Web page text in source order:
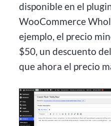
disponible en el
WooCommerce
ejemplo, el precio
$50, un descuento
que ahora el precio